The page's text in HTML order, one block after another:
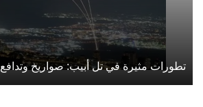
تطورات مثيرة في تل أبيب: صواريخ وتدافع